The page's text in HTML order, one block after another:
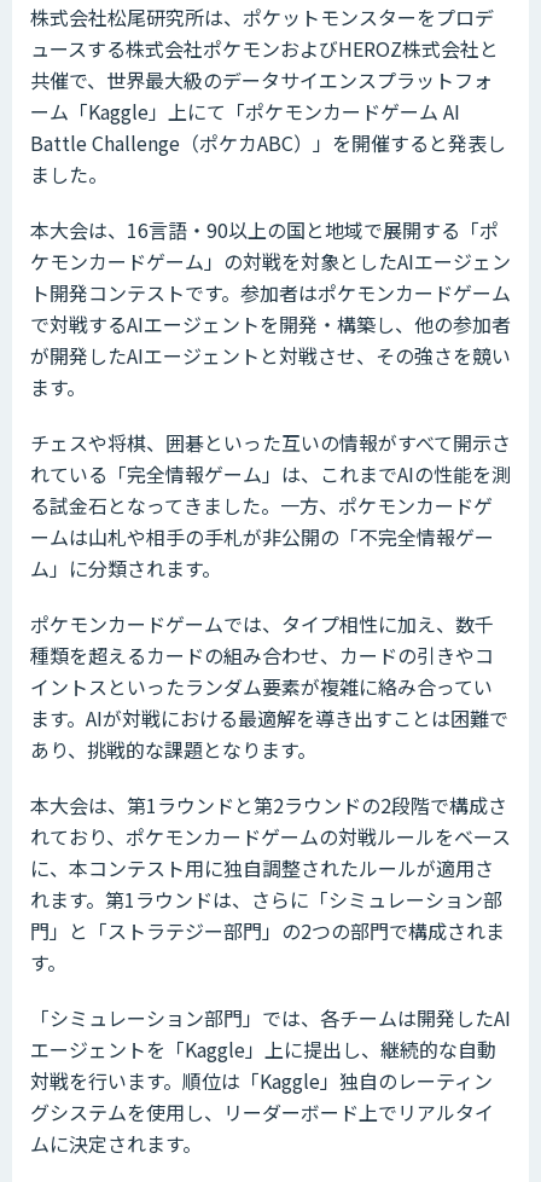
株式会社松尾研究所は、ポケットモンスターをプロデ
ュースする株式会社ポケモンおよびHEROZ株式会社と
共催で、世界最大級のデータサイエンスプラットフォ
ーム「Kaggle」上にて「ポケモンカードゲーム AI
Battle Challenge（ポケカABC）」を開催すると発表し
ました。
本大会は、16言語・90以上の国と地域で展開する「ポ
ケモンカードゲーム」の対戦を対象としたAIエージェン
ト開発コンテストです。参加者はポケモンカードゲーム
で対戦するAIエージェントを開発・構築し、他の参加者
が開発したAIエージェントと対戦させ、その強さを競い
ます。
チェスや将棋、囲碁といった互いの情報がすべて開示さ
れている「完全情報ゲーム」は、これまでAIの性能を測
る試金石となってきました。一方、ポケモンカードゲ
ームは山札や相手の手札が非公開の「不完全情報ゲー
ム」に分類されます。
ポケモンカードゲームでは、タイプ相性に加え、数千
種類を超えるカードの組み合わせ、カードの引きやコ
イントスといったランダム要素が複雑に絡み合ってい
ます。AIが対戦における最適解を導き出すことは困難で
あり、挑戦的な課題となります。
本大会は、第1ラウンドと第2ラウンドの2段階で構成さ
れており、ポケモンカードゲームの対戦ルールをベース
に、本コンテスト用に独自調整されたルールが適用さ
れます。第1ラウンドは、さらに「シミュレーション部
門」と「ストラテジー部門」の2つの部門で構成されま
す。
「シミュレーション部門」では、各チームは開発したAI
エージェントを「Kaggle」上に提出し、継続的な自動
対戦を行います。順位は「Kaggle」独自のレーティン
グシステムを使用し、リーダーボード上でリアルタイ
ムに決定されます。